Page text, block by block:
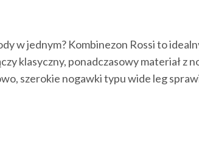
w jednym? Kombinezon Rossi to
klasyczny, ponadczasowy materiał
szerokie nogawki typu wide leg